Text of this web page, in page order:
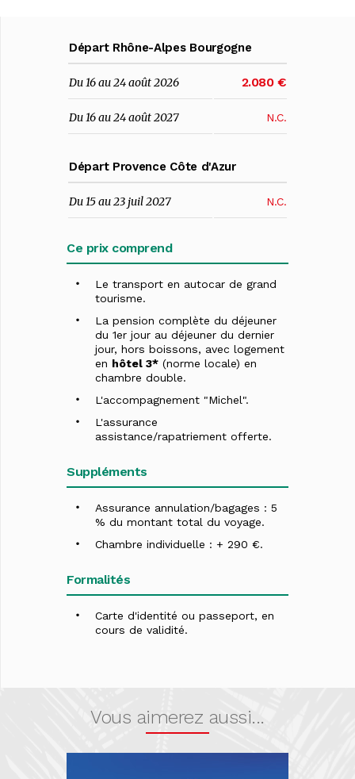
Départ Rhône-Alpes Bourgogne
Du 16 au 24 août 2026 2.080 €
Du 16 au 24 août 2027 N.C.
Départ Provence Côte d'Azur
Du 15 au 23 juil 2027 N.C.
Ce prix comprend
Le transport en autocar de grand
tourisme.
La pension complète du déjeuner
du 1er jour au déjeuner du dernier
jour, hors boissons, avec logement
en hôtel 3* (norme locale) en
chambre double.
L'accompagnement "Michel".
L'assurance
assistance/rapatriement offerte.
Suppléments
Assurance annulation/bagages : 5
% du montant total du voyage.
Chambre individuelle : + 290 €.
Formalités
Carte d'identité ou passeport, en
cours de validité.
Vous aimerez aussi...